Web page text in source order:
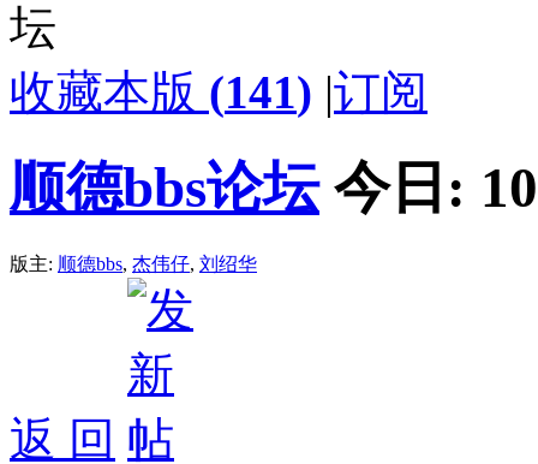
收藏本版 (141) |订阅
顺德bbs论坛 今日: 10
版主: 顺德bbs, 杰伟仔, 刘绍华
返 回